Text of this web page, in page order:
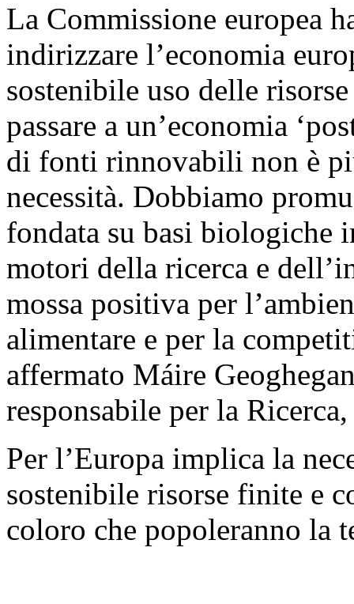
La Commissione europea
indirizzare l’economia
sostenibile uso delle
passare a un’economia
di fonti rinnovabili non è
necessità. Dobbiamo
fondata su basi biologiche
motori della ricerca e
mossa positiva per
alimentare e per la
affermato Máire
responsabile per la
Per l’Europa implica la
sostenibile risorse finite e
coloro che popoleranno la